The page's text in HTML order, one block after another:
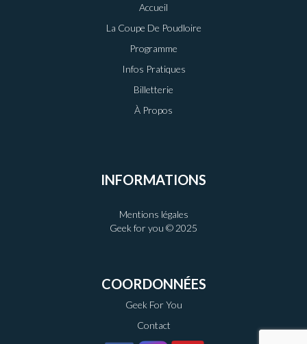
Accueil
La Coupe De Poudloire
Programme
Infos Pratiques
Billetterie
À Propos
INFORMATIONS
Mentions légales
Geek for you © 2025
COORDONNÉES
Geek For You
Contact